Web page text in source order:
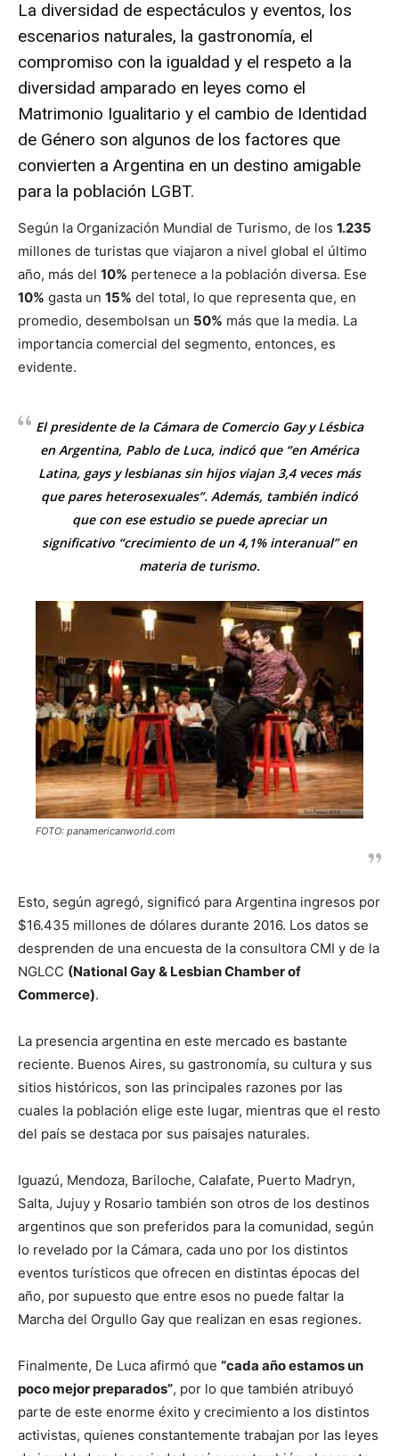
La diversidad de espectáculos y eventos, los
escenarios naturales, la gastronomía, el
compromiso con la igualdad y el respeto a la
diversidad amparado en leyes como el
Matrimonio Igualitario y el cambio de Identidad
de Género son algunos de los factores que
convierten a Argentina en un destino amigable
para la población LGBT.
Según la Organización Mundial de Turismo, de los 1.235
millones de turistas que viajaron a nivel global el último
año, más del 10% pertenece a la población diversa. Ese
10% gasta un 15% del total, lo que representa que, en
promedio, desembolsan un 50% más que la media. La
importancia comercial del segmento, entonces, es
evidente.
El presidente de la Cámara de Comercio Gay y Lésbica
en Argentina, Pablo de Luca, indicó que “en América
Latina, gays y lesbianas sin hijos viajan 3,4 veces más
que pares heterosexuales”. Además, también indicó
que con ese estudio se puede apreciar un
significativo “crecimiento de un 4,1% interanual” en
materia de turismo.
FOTO: panamericanworld.com
Esto, según agregó, significó para Argentina ingresos por
$16.435 millones de dólares durante 2016. Los datos se
desprenden de una encuesta de la consultora CMI y de la
NGLCC (National Gay & Lesbian Chamber of
Commerce).
La presencia argentina en este mercado es bastante
reciente. Buenos Aires, su gastronomía, su cultura y sus
sitios históricos, son las principales razones por las
cuales la población elige este lugar, mientras que el resto
del país se destaca por sus paisajes naturales.
Iguazú, Mendoza, Bariloche, Calafate, Puerto Madryn,
Salta, Jujuy y Rosario también son otros de los destinos
argentinos que son preferidos para la comunidad, según
lo revelado por la Cámara, cada uno por los distintos
eventos turísticos que ofrecen en distintas épocas del
año, por supuesto que entre esos no puede faltar la
Marcha del Orgullo Gay que realizan en esas regiones.
Finalmente, De Luca afirmó que “cada año estamos un
poco mejor preparados”, por lo que también atribuyó
parte de este enorme éxito y crecimiento a los distintos
activistas, quienes constantemente trabajan por las leyes